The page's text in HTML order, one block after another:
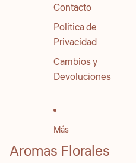
Contacto
Politica de
Privacidad
Cambios y
Devoluciones
Más
Aromas Florales